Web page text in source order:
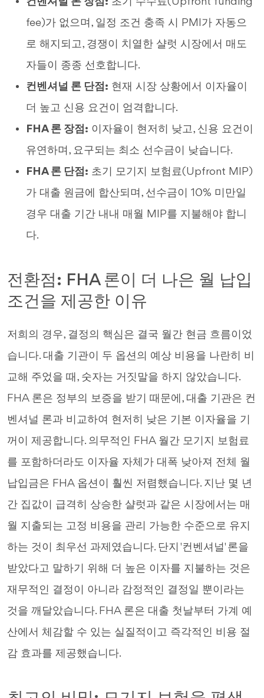
fee)가 없으며, 일정 조건 충족 시 PMI가 자동으
로 해지되고, 경쟁이 치열한 샬럿 시장에서 매도
자들이 종종 선호합니다.
컨벤셔널 론 단점: 현재 시장 상황에서 이자율이
더 높고 신용 요건이 엄격합니다.
FHA 론 장점: 이자율이 현저히 낮고, 신용 요건이
유연하며, 요구되는 최소 선수금이 낮습니다.
FHA 론 단점: 초기 모기지 보험료(Upfront MIP)
가 대출 원금에 합산되며, 선수금이 10% 미만일
경우 대출 기간 내내 매월 MIP를 지불해야 합니
다.
전환점: FHA 론이 더 나은 월 납입
조건을 제공한 이유
저희의 경우, 결정의 핵심은 결국 월간 현금 흐름이었
습니다. 대출 기관이 두 옵션의 예상 비용을 나란히 비
교해 주었을 때, 숫자는 거짓말을 하지 않았습니다.
FHA 론은 정부의 보증을 받기 때문에, 대출 기관은 컨
벤셔널 론과 비교하여 현저히 낮은 기본 이자율을 기
꺼이 제공합니다. 의무적인 FHA 월간 모기지 보험료
를 포함하더라도 이자율 자체가 대폭 낮아져 전체 월
납입금은 FHA 옵션이 훨씬 저렴했습니다. 지난 몇 년
간 집값이 급격히 상승한 샬럿과 같은 시장에서는 매
월 지출되는 고정 비용을 관리 가능한 수준으로 유지
하는 것이 최우선 과제였습니다. 단지 '컨벤셔널' 론을
받았다고 말하기 위해 더 높은 이자를 지불하는 것은
재무적인 결정이 아니라 감정적인 결정일 뿐이라는
것을 깨달았습니다. FHA 론은 대출 첫날부터 가계 예
산에서 체감할 수 있는 실질적이고 즉각적인 비용 절
감 효과를 제공했습니다.